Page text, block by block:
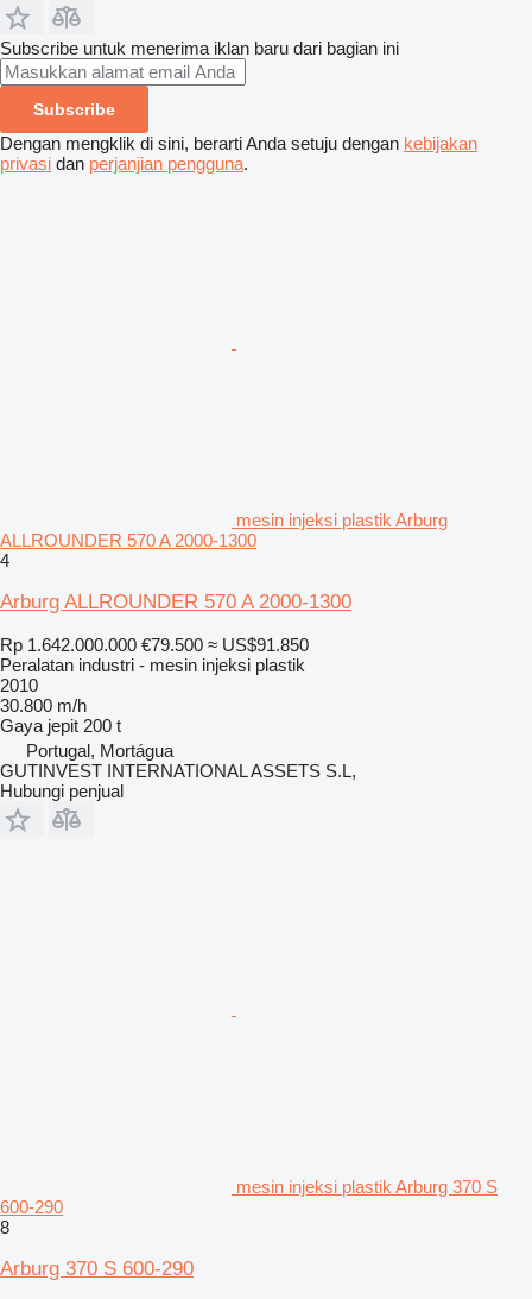
Subscribe untuk menerima iklan baru dari bagian ini
Subscribe
Dengan mengklik di sini, berarti Anda setuju dengan kebijakan
privasi dan perjanjian pengguna.
mesin injeksi plastik Arburg
ALLROUNDER 570 A 2000-1300
4
Arburg ALLROUNDER 570 A 2000-1300
Rp 1.642.000.000 €79.500 ≈ US$91.850
Peralatan industri - mesin injeksi plastik
2010
30.800 m/h
Gaya jepit 200 t
Portugal, Mortágua
GUTINVEST INTERNATIONAL ASSETS S.L,
Hubungi penjual
mesin injeksi plastik Arburg 370 S
600-290
8
Arburg 370 S 600-290